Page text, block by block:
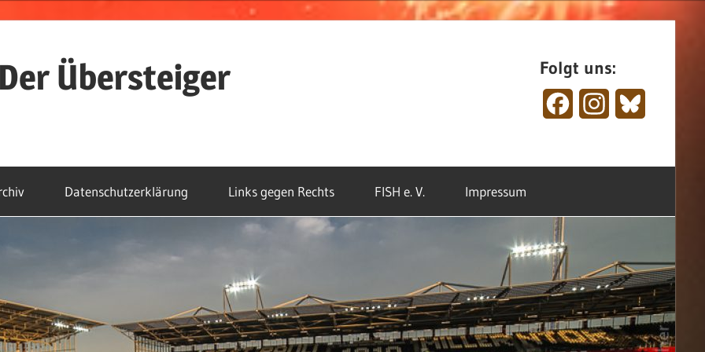
Der Übersteiger Folgt uns:
FacebookInstagram
Datenschutzerklärung Links gegen Rechts FISH e. V. Impressum